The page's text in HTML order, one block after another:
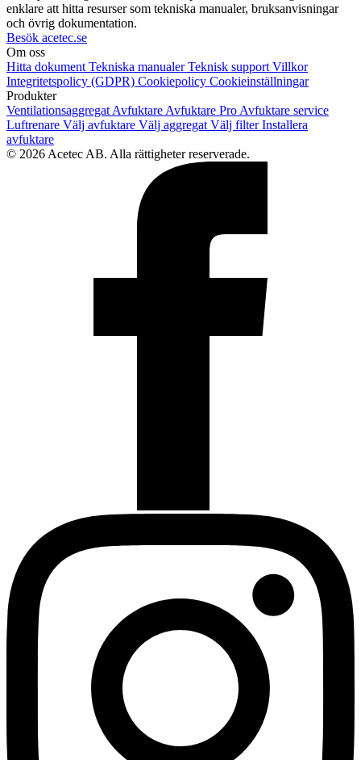
enklare att hitta resurser som tekniska manualer, bruksanvisningar
och övrig dokumentation.
Besök acetec.se
Om oss
Hitta dokument Tekniska manualerTeknisk support Villkor
Integritetspolicy (GDPR) Cookiepolicy Cookieinställningar
Produkter
Ventilationsaggregat Avfuktare Avfuktare Pro Avfuktare service
Luftrenare Välj avfuktare Välj aggregat Välj filterInstallera
avfuktare
© 2026 Acetec AB. Alla rättigheter reserverade.